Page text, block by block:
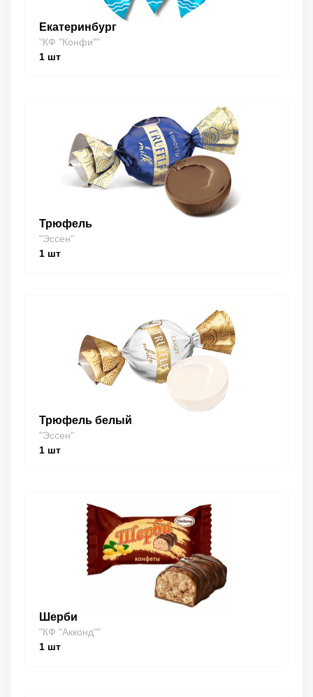
Екатеринбург
"КФ "Конфи""
1 шт
Трюфель
"Эссен"
1 шт
Трюфель белый
"Эссен"
1 шт
Шерби
"КФ "Акконд""
1 шт